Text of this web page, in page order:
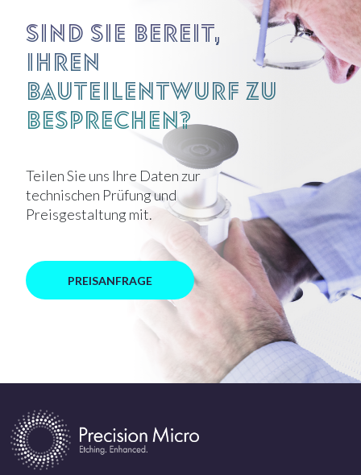
Sind Sie bereit,
Ihren
Bauteilentwurf zu
besprechen?
Teilen Sie uns Ihre Daten zur
technischen Prüfung und
Preisgestaltung mit.
PREISANFRAGE